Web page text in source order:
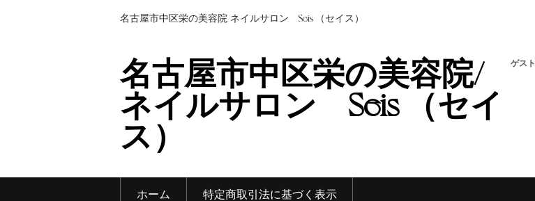
名古屋市中区栄の美容院/ネイルサロン Seis （セイス）
名古屋市中区栄の美容院/
ネイルサロン Seis （セイ
ス）
ゲスト
ホーム 特定商取引法に基づく表示